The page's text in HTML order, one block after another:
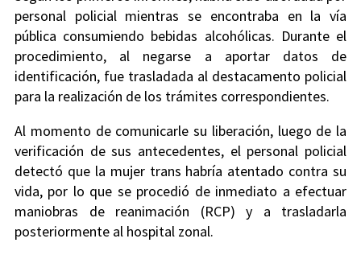
personal policial mientras se encontraba en la vía
pública consumiendo bebidas alcohólicas. Durante el
procedimiento, al negarse a aportar datos de
identificación, fue trasladada al destacamento policial
para la realización de los trámites correspondientes.
Al momento de comunicarle su liberación, luego de la
verificación de sus antecedentes, el personal policial
detectó que la mujer trans habría atentado contra su
vida, por lo que se procedió de inmediato a efectuar
maniobras de reanimación (RCP) y a trasladarla
posteriormente al hospital zonal.